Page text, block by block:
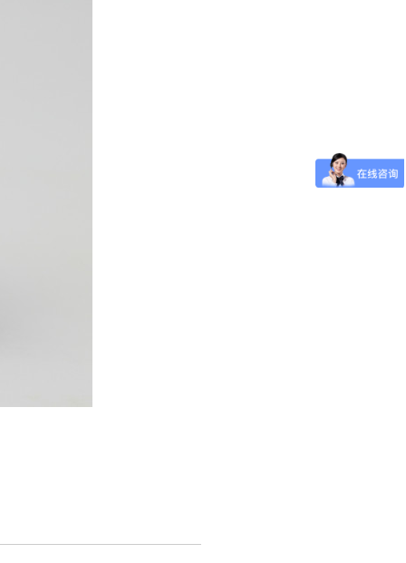
验
运行，达标排放
才，让您事半功倍
备
务运行2年；
集中精力、专注主业
通过环保检测